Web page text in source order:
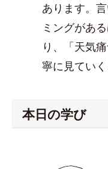
あります。
ミングがあ
り、「天気
寧に見ていく
本日の学び